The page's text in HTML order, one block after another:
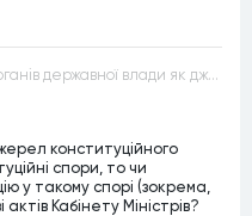
Акти Кабінету Міністрів та інших органів державної влади як джерела конституційного права
конституційного
спори, то чи
у такому спорі (зокрема,
Кабінету Міністрів?